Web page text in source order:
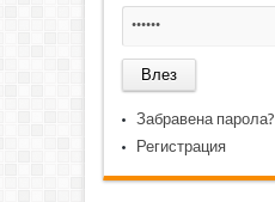
Забравена парола?
Регистрация